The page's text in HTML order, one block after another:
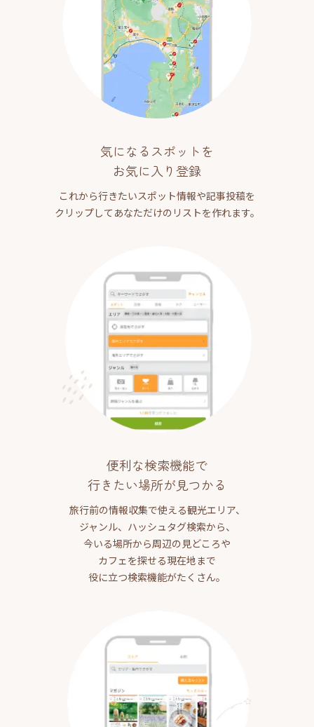
気になるスポットを
お気に入り登録
これから行きたいスポット情報や記事投稿を
クリップしてあなただけのリストを作れます。
便利な検索機能で
行きたい場所が見つかる
旅行前の情報収集で使える観光エリア、
ジャンル、ハッシュタグ検索から、
今いる場所から周辺の見どころや
カフェを探せる現在地まで
役に立つ検索機能がたくさん。